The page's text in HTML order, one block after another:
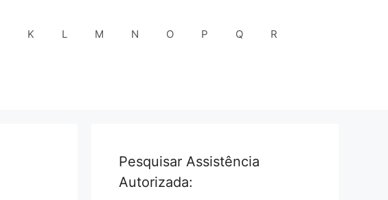
K L M N O P Q R
Pesquisar Assistência
Autorizada: